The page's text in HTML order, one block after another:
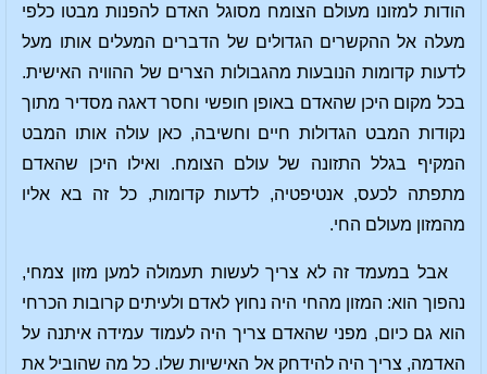
הודות למזונו מעולם הצומח מסוגל האדם להפנות מבטו כלפי
מעלה אל ההקשרים הגדולים של הדברים המעלים אותו מעל
לדעות קדומות הנובעות מהגבולות הצרים של ההוויה האישית.
בכל מקום היכן שהאדם באופן חופשי וחסר דאגה מסדיר מתוך
נקודות המבט הגדולות חיים וחשיבה, כאן עולה אותו המבט
המקיף בגלל התזונה של עולם הצומח. ואילו היכן שהאדם
מתפתה לכעס, אנטיפטיה, לדעות קדומות, כל זה בא אליו
מהמזון מעולם החי.
אבל במעמד זה לא צריך לעשות תעמולה למען מזון צמחי,
נהפוך הוא: המזון מהחי היה נחוץ לאדם ולעיתים קרובות הכרחי
הוא גם כיום, מפני שהאדם צריך היה לעמוד עמידה איתנה על
האדמה, צריך היה להידחק אל האישיות שלו. כל מה שהוביל את